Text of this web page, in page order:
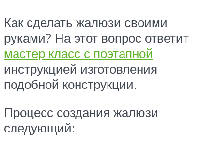
Как сделать жалюзи своими
руками? На этот вопрос ответит
мастер класс с поэтапной
инструкцией изготовления
подобной конструкции.
Процесс создания жалюзи
следующий: